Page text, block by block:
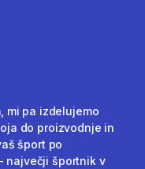
mi pa izdelujemo
do proizvodnje in
šport po
največji športnik v